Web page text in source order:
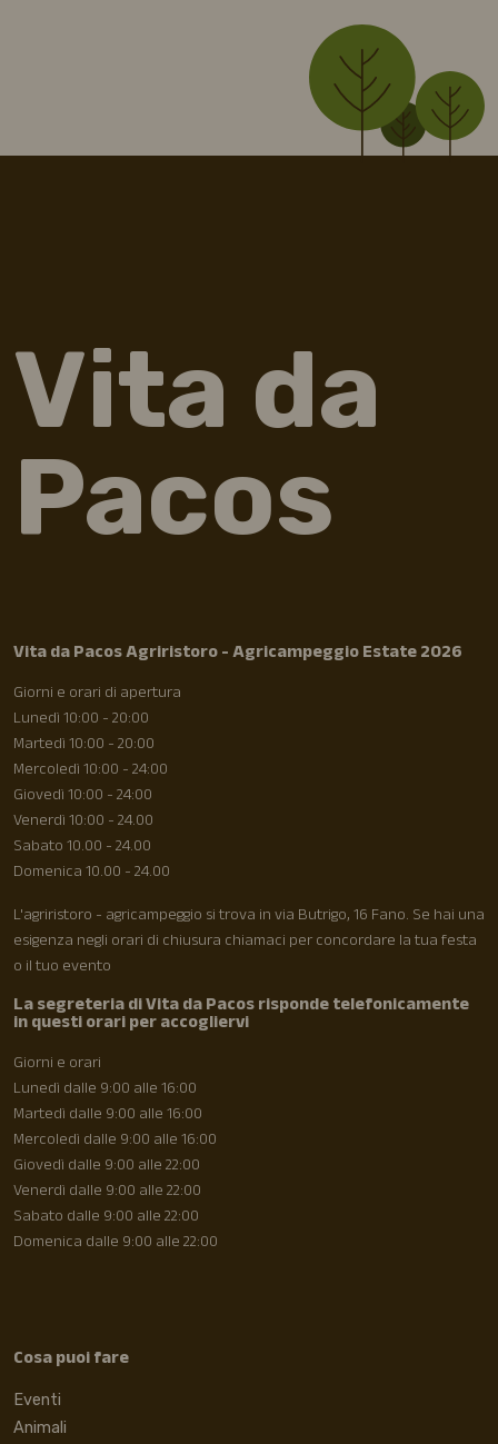
Vita da
Pacos
Vita da Pacos Agriristoro - Agricampeggio Estate 2026
Giorni e orari di apertura
Lunedì 10:00 - 20:00
Martedì 10:00 - 20:00
Mercoledì 10:00 - 24:00
Giovedì 10:00 - 24:00
Venerdì 10:00 - 24.00
Sabato 10.00 - 24.00
Domenica 10.00 - 24.00
L'agriristoro - agricampeggio si trova in via Butrigo, 16 Fano. Se hai una
esigenza negli orari di chiusura chiamaci per concordare la tua festa
o il tuo evento
La segreteria di Vita da Pacos risponde telefonicamente
in questi orari per accogliervi
Giorni e orari
Lunedì dalle 9:00 alle 16:00
Martedì dalle 9:00 alle 16:00
Mercoledì dalle 9:00 alle 16:00
Giovedì dalle 9:00 alle 22:00
Venerdì dalle 9:00 alle 22:00
Sabato dalle 9:00 alle 22:00
Domenica dalle 9:00 alle 22:00
Cosa puoi fare
Eventi
Animali